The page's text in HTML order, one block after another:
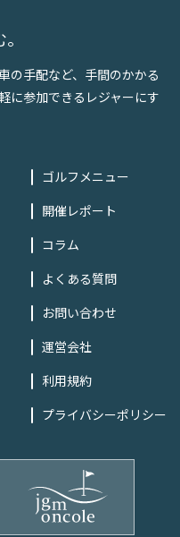
の手配など、手間のかかる
に参加できるレジャーにす
ゴルフメニュー
開催レポート
コラム
よくある質問
お問い合わせ
運営会社
利用規約
プライバシーポリシー